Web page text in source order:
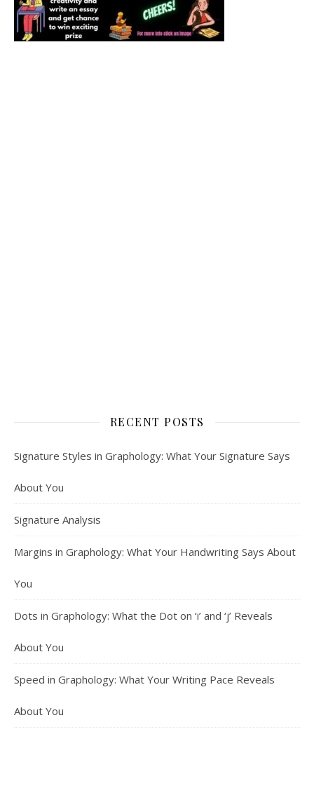
RECENT POSTS
Signature Styles in Graphology: What Your Signature Says
About You
Signature Analysis
Margins in Graphology: What Your Handwriting Says About
You
Dots in Graphology: What the Dot on ‘i’ and ‘j’ Reveals
About You
Speed in Graphology: What Your Writing Pace Reveals
About You